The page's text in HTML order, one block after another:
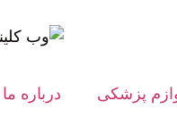
پزشکی درباره ما